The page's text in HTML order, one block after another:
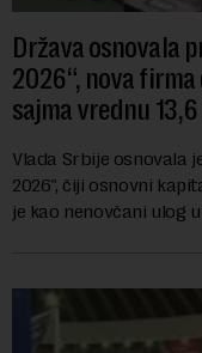
Država osnovala
2026“, nova
sajma vrednu
Vlada Srbije osnovala
2026", čiji osnovni
je kao nenovčani ulog